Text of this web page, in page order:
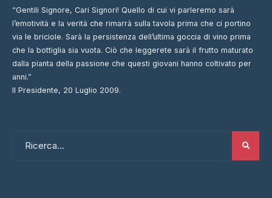
“Gentili Signore, Cari Signori! Quello di cui vi parleremo sarà
l’emotività e la verità che rimarrà sulla tavola prima che ci portino
via le briciole. Sarà la persistenza dell’ultima goccia di vino prima
che la bottiglia sia vuota. Ciò che leggerete sarà il frutto maturato
dalla pianta della passione che questi giovani hanno coltivato per
anni.”
Il Presidente, 20 Luglio 2009.